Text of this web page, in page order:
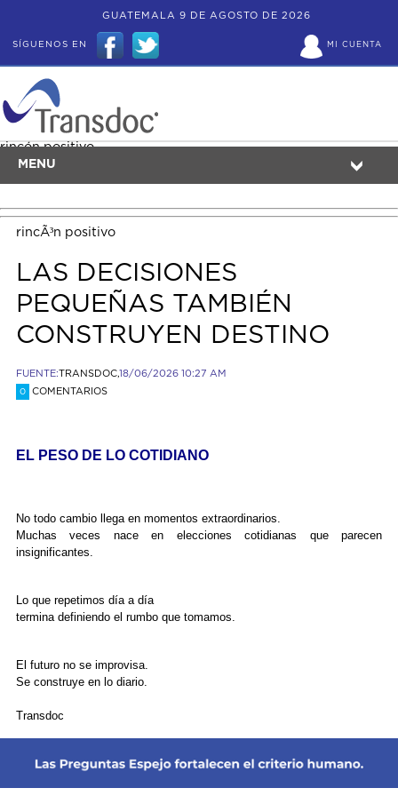
GUATEMALA 9 DE AGOSTO DE 2026
MI CUENTA
SÍGUENOS EN
MENU
rincón positivo
rincÃ³n positivo
LAS DECISIONES
PEQUEÑAS TAMBIÉN
CONSTRUYEN DESTINO
FUENTE:TRANSDOC,18/06/2026 10:27 AM
0 COMENTARIOS
EL PESO DE LO COTIDIANO
No todo cambio llega en momentos extraordinarios.
Muchas veces nace en elecciones cotidianas que parecen
insignificantes.
Lo que repetimos día a día
termina definiendo el rumbo que tomamos.
El futuro no se improvisa.
Se construye en lo diario.
Transdoc